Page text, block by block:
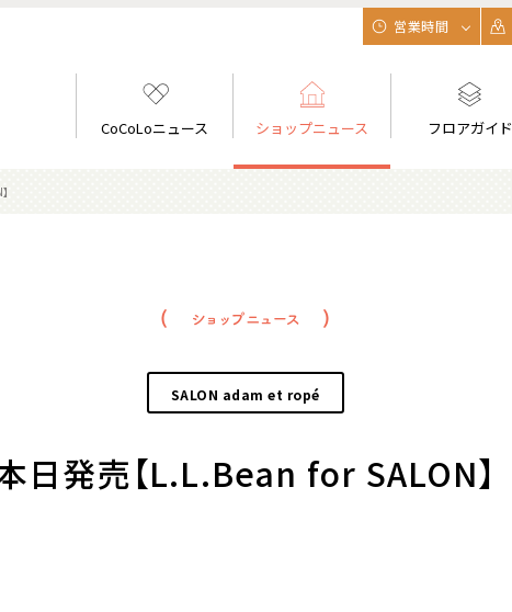
CoCoLoニュース ショップニュース フロアガイド
営業時間
SALON adam et ropé
日発売【L.L.Bean for SALON】